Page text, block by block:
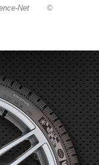
Net ©
concessionnaire Loire 42